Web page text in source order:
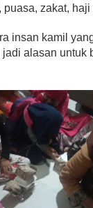
puasa, zakat,
insan kamil
alasan untuk